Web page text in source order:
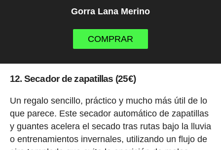
Gorra Lana Merino
COMPRAR
12. Secador de zapatillas (25€)
Un regalo sencillo, práctico y mucho más útil de lo
que parece. Este secador automático de zapatillas
y guantes acelera el secado tras rutas bajo la lluvia
o entrenamientos invernales, utilizando un flujo de